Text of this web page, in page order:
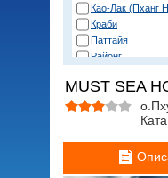
Као-Лак (Пханг
Краби
Паттайя
Районг
о. Пханган
о.Ланта
о.Пхукет. Пляж
MUST SEA
Ката